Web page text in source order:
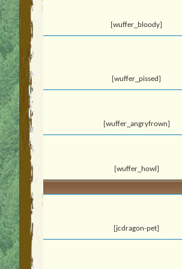
[wuffer_bloody]
[wuffer_pissed]
[wuffer_angryfrown]
[wuffer_howl]
[jcdragon-pet]